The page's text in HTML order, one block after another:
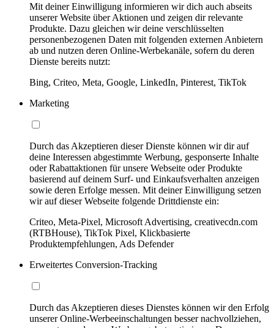
Mit deiner Einwilligung informieren wir dich auch abseits
unserer Website über Aktionen und zeigen dir relevante
Produkte. Dazu gleichen wir deine verschlüsselten
personenbezogenen Daten mit folgenden externen Anbietern
ab und nutzen deren Online-Werbekanäle, sofern du deren
Dienste bereits nutzt:
Bing, Criteo, Meta, Google, LinkedIn, Pinterest, TikTok
Marketing
Durch das Akzeptieren dieser Dienste können wir dir auf
deine Interessen abgestimmte Werbung, gesponserte Inhalte
oder Rabattaktionen für unsere Webseite oder Produkte
basierend auf deinem Surf- und Einkaufsverhalten anzeigen
sowie deren Erfolge messen. Mit deiner Einwilligung setzen
wir auf dieser Webseite folgende Drittdienste ein:
Criteo, Meta-Pixel, Microsoft Advertising, creativecdn.com
(RTBHouse), TikTok Pixel, Klickbasierte
Produktempfehlungen, Ads Defender
Erweitertes Conversion-Tracking
Durch das Akzeptieren dieses Dienstes können wir den Erfolg
unserer Online-Werbeeinschaltungen besser nachvollziehen,